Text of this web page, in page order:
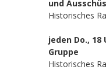
und
Historisches
jeden Do.,
Gruppe
Historisches